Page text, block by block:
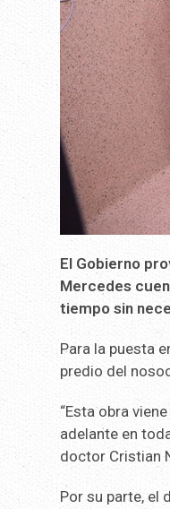
El Gobierno
Mercedes
tiempo sin
Para la puesta
predio del
“Esta obra
adelante en
doctor Cristian
Por su parte, el